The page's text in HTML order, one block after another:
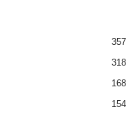
357
318
168
154